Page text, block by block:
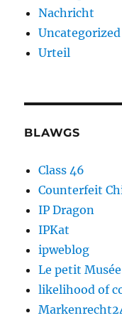
Nachricht
Uncategorized
Urteil
BLAWGS
Class 46
Counterfeit
IP Dragon
IPKat
ipweblog
Le petit
likelihood of